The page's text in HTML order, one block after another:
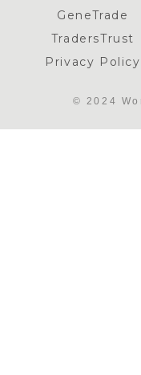
GeneTrade
TradersTrust
Privacy Policy
© 2024